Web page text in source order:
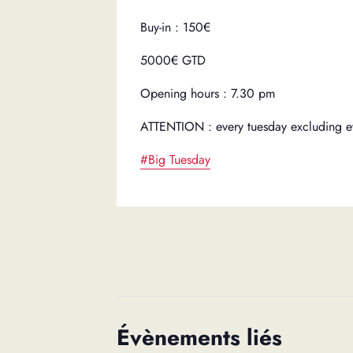
Buy-in : 150€
5000€ GTD
Opening hours : 7.30 pm
ATTENTION : every tuesday excluding
#Big Tuesday
Évènements liés